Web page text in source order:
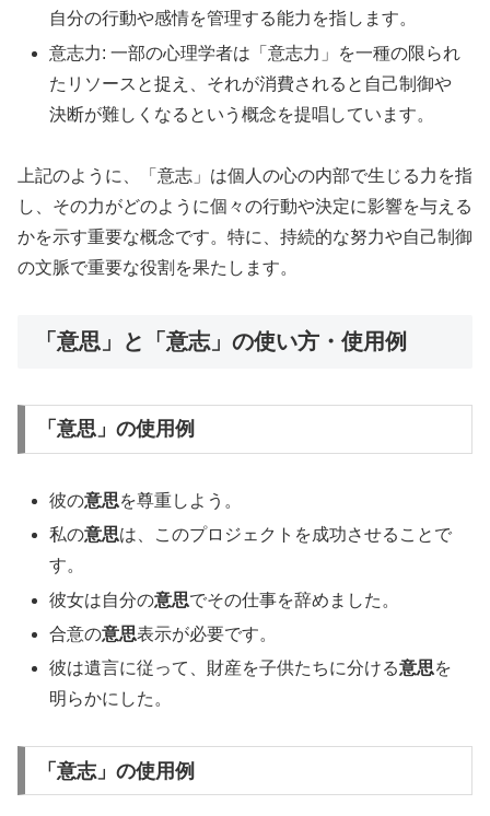
自分の行動や感情を管理する能力を指します。
意志力: 一部の心理学者は「意志力」を一種の限られ
たリソースと捉え、それが消費されると自己制御や
決断が難しくなるという概念を提唱しています。
上記のように、「意志」は個人の心の内部で生じる力を指
し、その力がどのように個々の行動や決定に影響を与える
かを示す重要な概念です。特に、持続的な努力や自己制御
の文脈で重要な役割を果たします。
「意思」と「意志」の使い方・使用例
「意思」の使用例
彼の意思を尊重しよう。
私の意思は、このプロジェクトを成功させることで
す。
彼女は自分の意思でその仕事を辞めました。
合意の意思表示が必要です。
彼は遺言に従って、財産を子供たちに分ける意思を
明らかにした。
「意志」の使用例